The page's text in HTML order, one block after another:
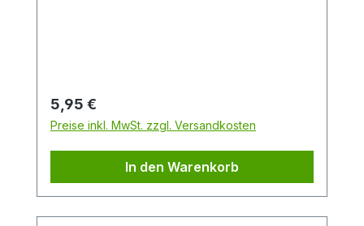
Regulärer Preis:
5,95 €
Preise inkl. MwSt. zzgl. Versandkosten
In den Warenkorb